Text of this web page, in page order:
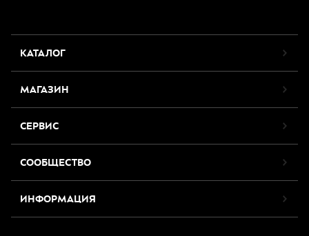
КАТАЛОГ
МАГАЗИН
СЕРВИС
СООБЩЕСТВО
ИНФОРМАЦИЯ